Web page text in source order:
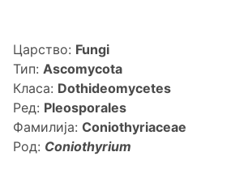
Царство: Fungi
Тип: Ascomycota
Класа: Dothideomycetes
Ред: Pleosporales
Фамилија: Coniothyriaceae
Род: Coniothyrium